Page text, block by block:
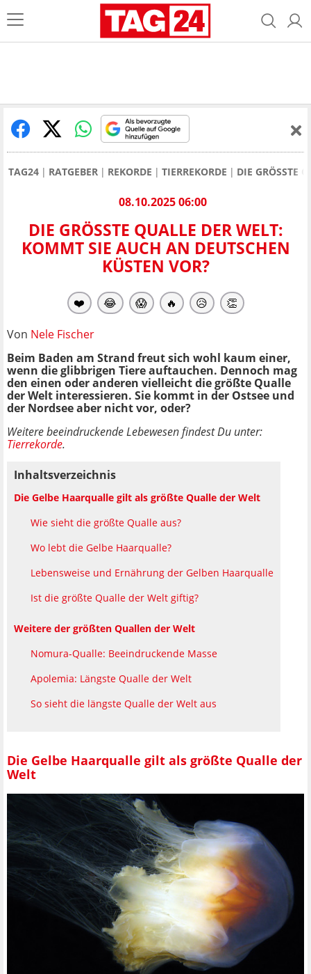
TAG24 RATGEBER REKORDE TIERREKORDE DIE GRÖSSTE
08.10.2025 06:00
DIE GRÖSSTE QUALLE DER WELT: K
OMMT SIE AUCH AN DEUTSCHEN K
ÜSTEN VOR?
❤️ 😂 😱 🔥 😥 👏
Von Nele Fischer
Beim Baden am Strand freut sich wohl kaum einer,
wenn die glibbrigen Tiere auftauchen. Dennoch mag
den einen oder anderen vielleicht die größte Qualle
der Welt interessieren. Sie kommt in der Ostsee und
der Nordsee aber nicht vor, oder?
Weitere beeindruckende Lebewesen findest Du unter:
Tierrekorde.
Inhaltsverzeichnis
Die Gelbe Haarqualle gilt als größte Qualle der Welt
Wie sieht die größte Qualle aus?
Wo lebt die Gelbe Haarqualle?
Lebensweise und Ernährung der Gelben Haarqualle
Ist die größte Qualle der Welt giftig?
Weitere der größten Quallen der Welt
Nomura-Qualle: Beeindruckende Masse
Apolemia: Längste Qualle der Welt
So sieht die längste Qualle der Welt aus
Die Gelbe Haarqualle gilt als größte Qualle der
Welt